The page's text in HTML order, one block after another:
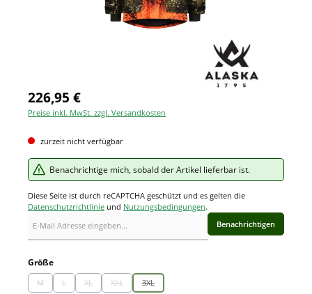
226,95 €
Preise inkl. MwSt. zzgl. Versandkosten
zurzeit nicht verfügbar
Benachrichtige mich, sobald der Artikel lieferbar ist.
Diese Seite ist durch reCAPTCHA geschützt und es gelten die
Datenschutzrichtlinie und Nutzungsbedingungen.
Benachrichtigen
Größeauswählen
M
(Diese Option ist zurzeit nicht verfügbar.)
L
(Diese Option ist zurzeit nicht verfügbar.)
XL
(Diese Option ist zurzeit nicht verfügbar.)
XXL
(Diese Option ist zurzeit nicht verfügbar.)
3XL
(Diese Option ist zurzeit nicht verfügbar.)